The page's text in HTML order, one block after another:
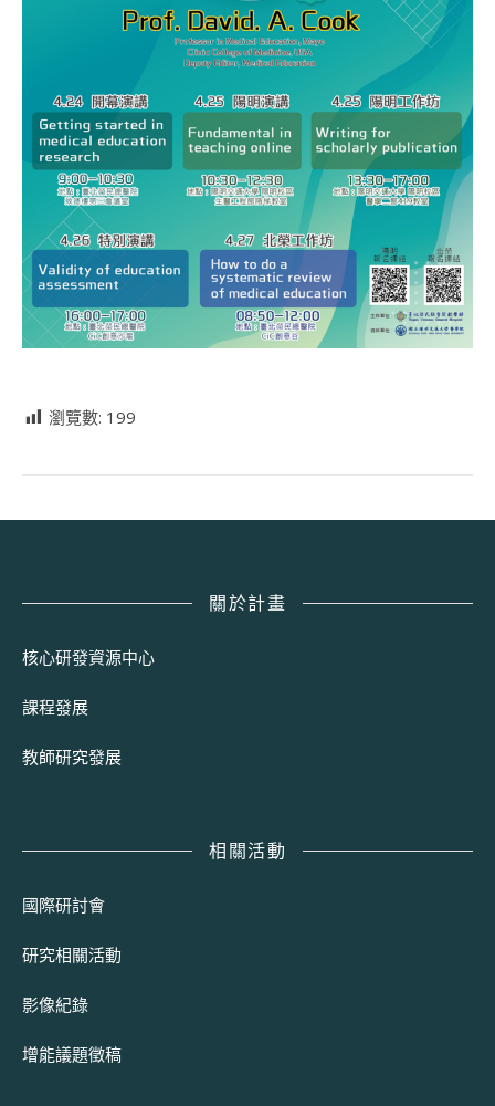
瀏覽數: 199
關於計畫
核心研發資源中心
課程發展
教師研究發展
相關活動
國際研討會
研究相關活動
影像紀錄
增能議題徵稿